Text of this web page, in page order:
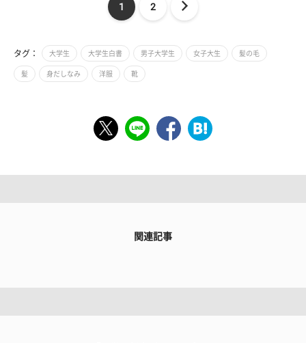
1 2
タグ： 大学生 大学生白書 男子大学生 女子大生 髪の毛
髪 身だしなみ 洋服 靴
関連記事